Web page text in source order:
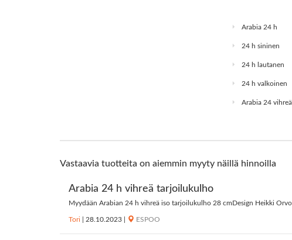
Arabia 24 h
24 h sininen
24 h lautanen
24 h valkoinen
Arabia 24 vihreä
Vastaavia tuotteita on aiemmin myyty näillä hinnoilla
Arabia 24 h vihreä tarjoilukulho
Myydään Arabian 24 h vihreä iso tarjoilukulho 28 cmDesign Heikki
Tori 28.10.2023 ESPOO